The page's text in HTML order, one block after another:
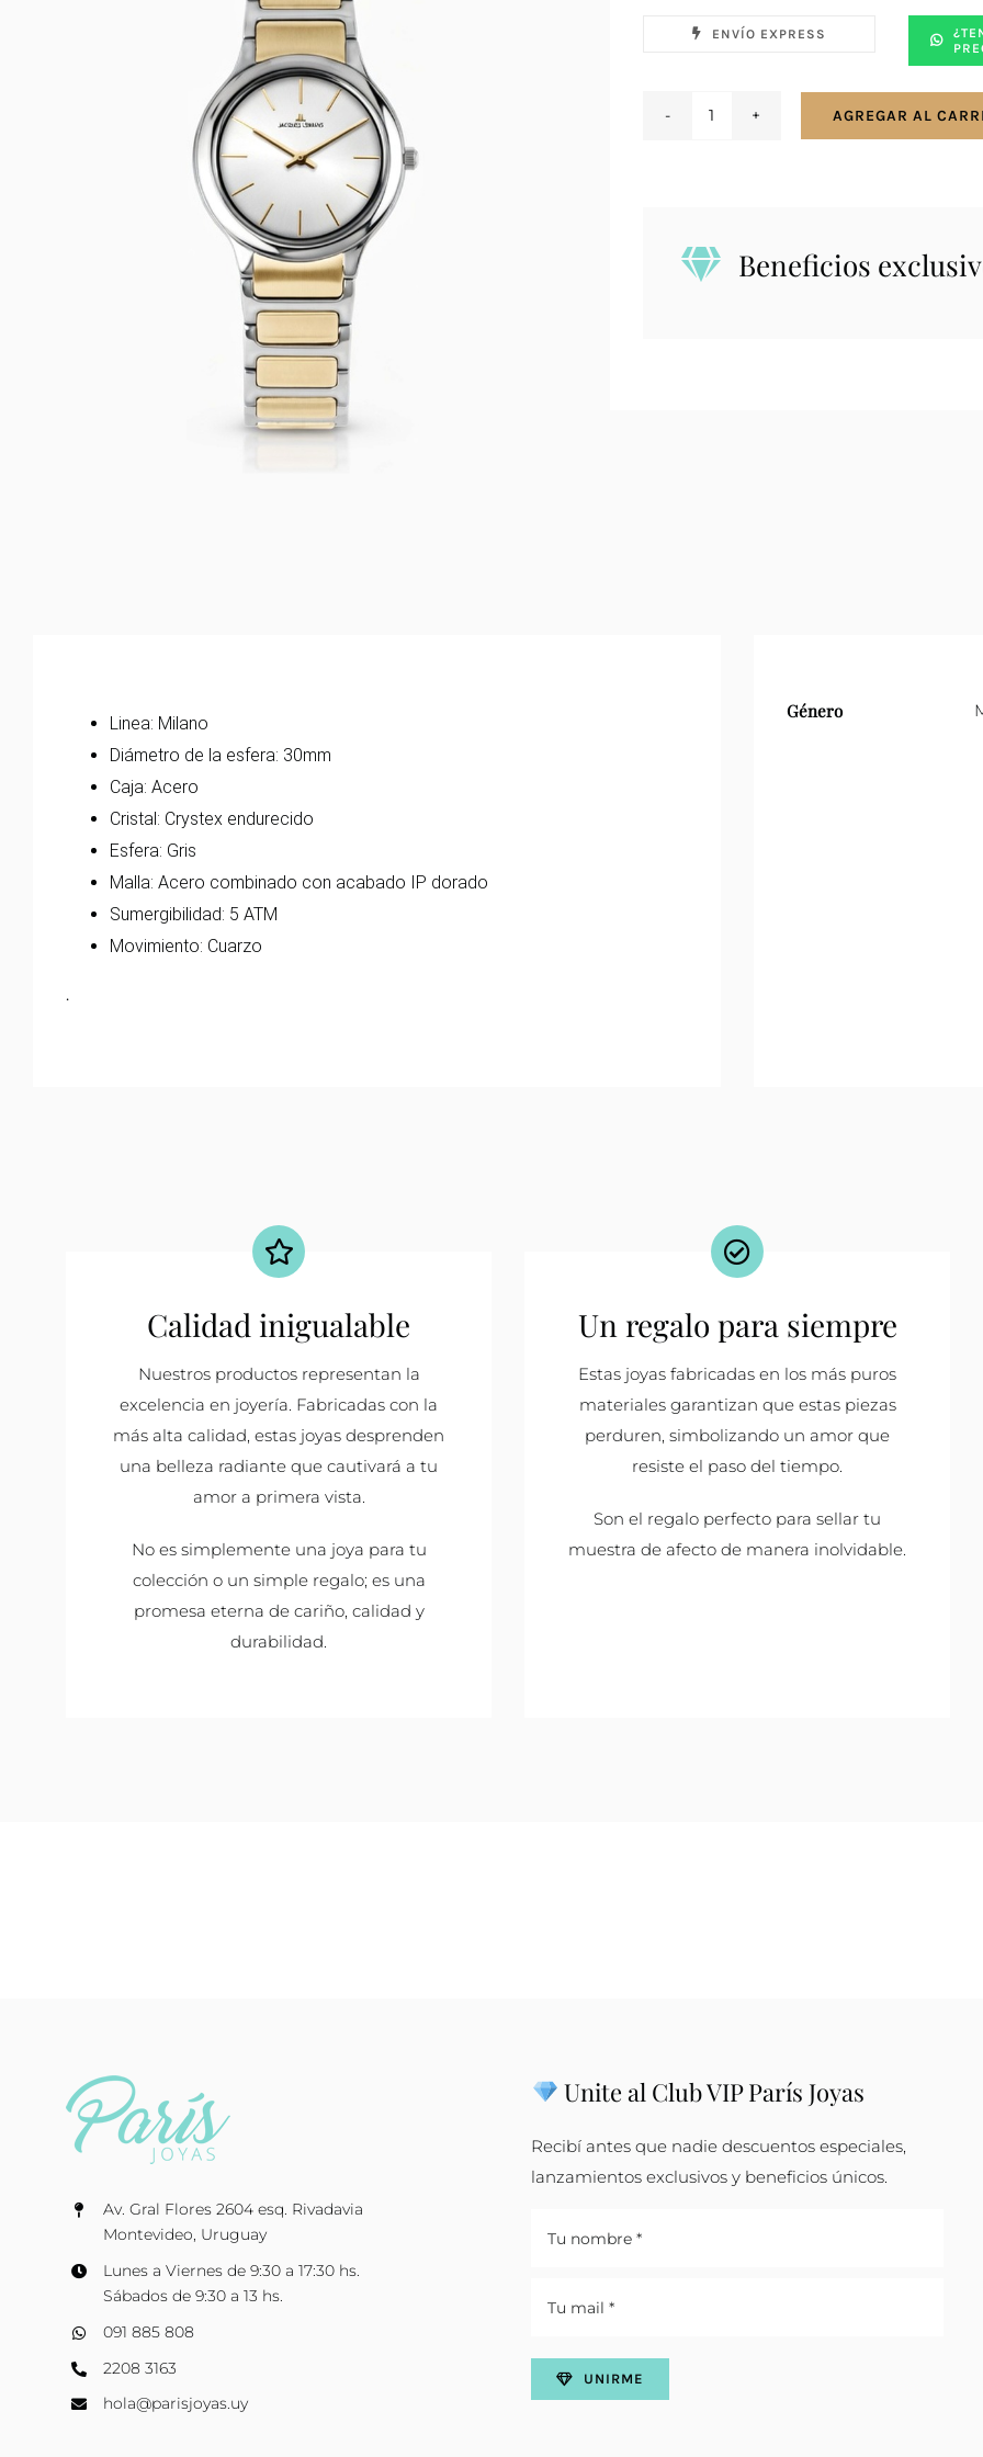
ENVÍO EXPRESS
2208D
cantidad
AGREGAR AL
Beneficios
Linea: Milano
Diámetro de la esfera: 30mm
Caja: Acero
Cristal: Crystex endurecido
Esfera: Gris
Malla: Acero combinado con acabado IP dorado
Sumergibilidad: 5 ATM
Movimiento: Cuarzo
.
Género
Calidad inigualable
Nuestros productos representan la
excelencia en joyería. Fabricadas con la
más alta calidad, estas joyas desprenden
una belleza radiante que cautivará a tu
amor a primera vista.
No es simplemente una joya para tu
colección o un simple regalo; es una
promesa eterna de cariño, calidad y
durabilidad.
Un regalo para siempre
Estas joyas fabricadas en los más puros
materiales garantizan que estas piezas
perduren, simbolizando un amor que
resiste el paso del tiempo.
Son el regalo perfecto para sellar tu
muestra de afecto de manera inolvidable.
Av. Gral Flores 2604 esq. Rivadavia
Montevideo, Uruguay
Lunes a Viernes de 9:30 a 17:30 hs.
Sábados de 9:30 a 13 hs.
091 885 808
2208 3163
hola@parisjoyas.uy
Unite al Club VIP París Joyas
Recibí antes que nadie descuentos especiales,
lanzamientos exclusivos y beneficios únicos.
UNIRME